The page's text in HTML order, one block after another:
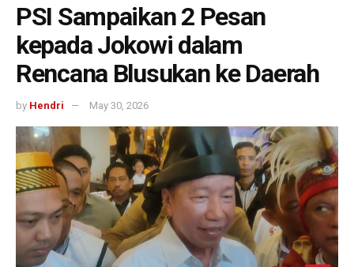
PSI Sampaikan 2 Pesan
kepada Jokowi dalam
Rencana Blusukan ke Daerah
by Hendri May 30, 2026